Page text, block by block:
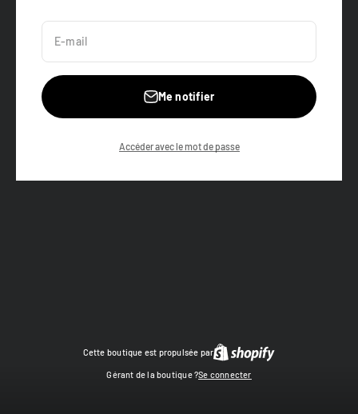
E-mail
Me notifier
Accéder avec le mot de passe
Cette boutique est propulsée par
Gérant de la boutique ?Se connecter